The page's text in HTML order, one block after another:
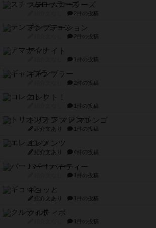
スチームローラーズ
2件の投稿
テンプテーション
2件の投稿
アマナイト
1件の投稿
ギャンブラー
2件の投稿
コレクト！
1件の投稿
トリオンフ ア マレンゴ
紹介文あり 1件の投稿
エレメンツ
紹介文あり 4件の投稿
バー！パーティー
1件の投稿
ギョッと
紹介文あり 1件の投稿
クルティボ
1件の投稿